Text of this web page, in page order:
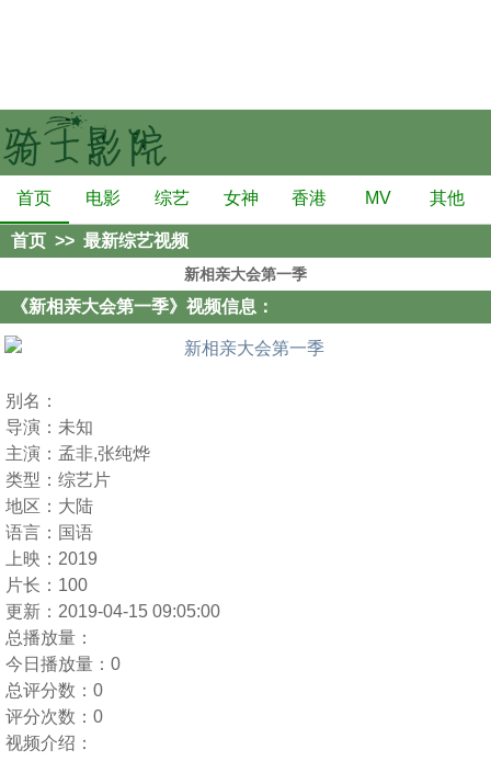
首页 电影 综艺 女神 香港 MV 其他
首页 >> 最新综艺视频
新相亲大会第一季
《新相亲大会第一季》视频信息：
别名：
导演： 未知
主演： 孟非,张纯烨
类型： 综艺片
地区： 大陆
语言： 国语
上映： 2019
片长： 100
更新： 2019-04-15 09:05:00
总播放量：
今日播放量： 0
总评分数： 0
评分次数： 0
视频介绍：